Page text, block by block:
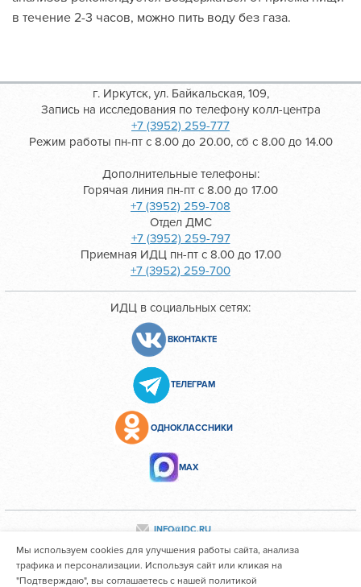
в течение 2-3 часов, можно пить воду без газа.
г. Иркутск, ул. Байкальская, 109,
Запись на исследования по телефону колл-центра
+7 (3952) 259-777
Режим работы пн-пт с 8.00 до 20.00, сб с 8.00 до 14.00
Дополнительные телефоны:
Горячая линия пн-пт с 8.00 до 17.00
+7 (3952) 259-708
Отдел ДМС
+7 (3952) 259-797
Приемная ИДЦ пн-пт с 8.00 до 17.00
+7 (3952) 259-700
ИДЦ в социальных сетях:
ВКОНТАКТЕ
ТЕЛЕГРАМ
ОДНОКЛАССНИКИ
МАХ
INFO@IDC.RU
Все персональные данные сотрудников размещены с их
Мы используем cookies для улучшения работы сайта, анализа
трафика и персонализации. Используя сайт или кликая на
"Подтверждаю", вы соглашаетесь с нашей политикой